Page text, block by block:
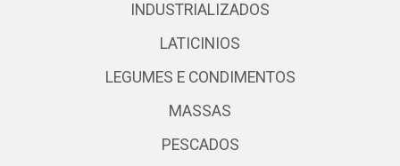
INDUSTRIALIZADOS
LATICINIOS
LEGUMES E CONDIMENTOS
MASSAS
PESCADOS